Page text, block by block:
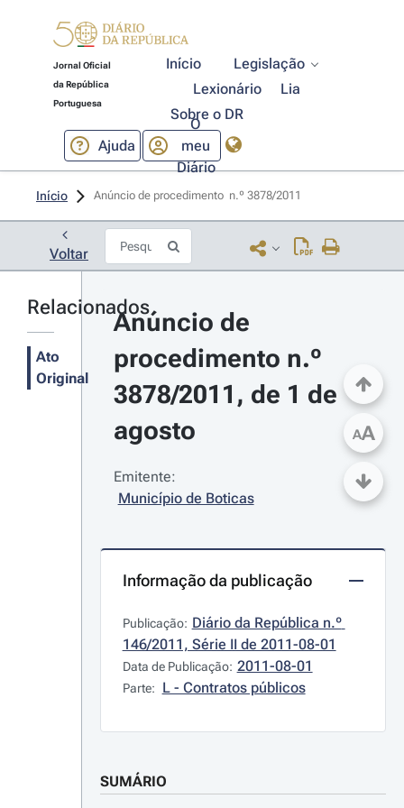
Jornal Oficial
da República
Portuguesa
Início
Legislação
Lexionário
Lia
Sobre o DR
Ajuda
O
meu
Diário
Início Anúncio de procedimento  n.º 3878/2011
Voltar
Relacionados
Ato
Original
Anúncio de
procedimento n.º
3878/2011, de 1 de
agosto
Emitente:
Município de Boticas
Informação da publicação
Publicação: Diário da República n.º
146/2011, Série II de 2011-08-01
Data de Publicação: 2011-08-01
Parte: L - Contratos públicos
SUMÁRIO
AA